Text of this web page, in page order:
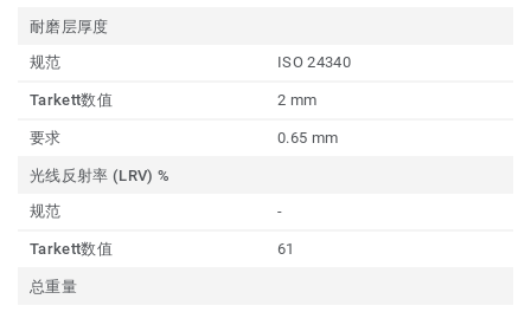
耐磨层厚度
规范
ISO 24340
Tarkett数值 2 mm
要求 0.65 mm
光线反射率 (LRV) %
规范
-
Tarkett数值 61
总重量